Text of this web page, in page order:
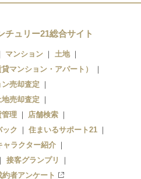
チュリー21総合サイト
マンション
土地
マンション・アパート）
売却査定
地売却査定
管理
店舗検索
ック
住まいるサポート21
ャラクター紹介
接客グランプリ
約者アンケート